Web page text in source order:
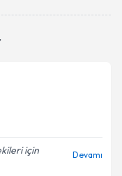
için
Devamı